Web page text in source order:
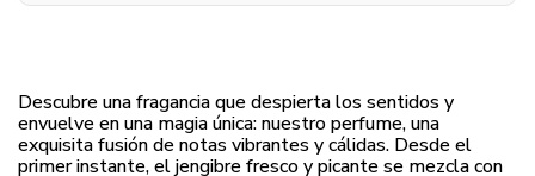
Descubre una fragancia que despierta los sentidos y
envuelve en una magia única: nuestro perfume, una
exquisita fusión de notas vibrantes y cálidas. Desde el
primer instante, el jengibre fresco y picante se mezcla con